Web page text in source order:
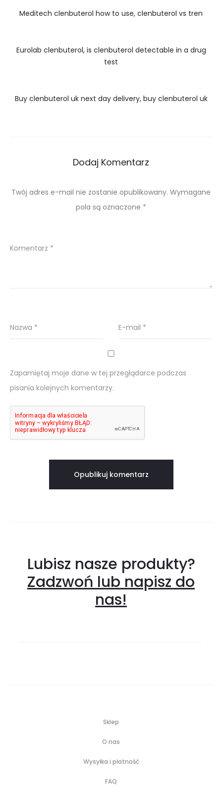
Meditech clenbuterol how to use, clenbuterol vs tren
Eurolab clenbuterol, is clenbuterol detectable in a drug
test
Buy clenbuterol uk next day delivery, buy clenbuterol uk
Dodaj Komentarz
Twój adres e-mail nie zostanie opublikowany. Wymagane
pola są oznaczone *
Komentarz *
Nazwa * E-mail *
Zapamiętaj moje dane w tej przeglądarce podczas
pisania kolejnych komentarzy.
Lubisz nasze produkty?
Zadzwoń lub napisz do
nas!
Sklep
O nas
Wysyłka i płatność
FAQ